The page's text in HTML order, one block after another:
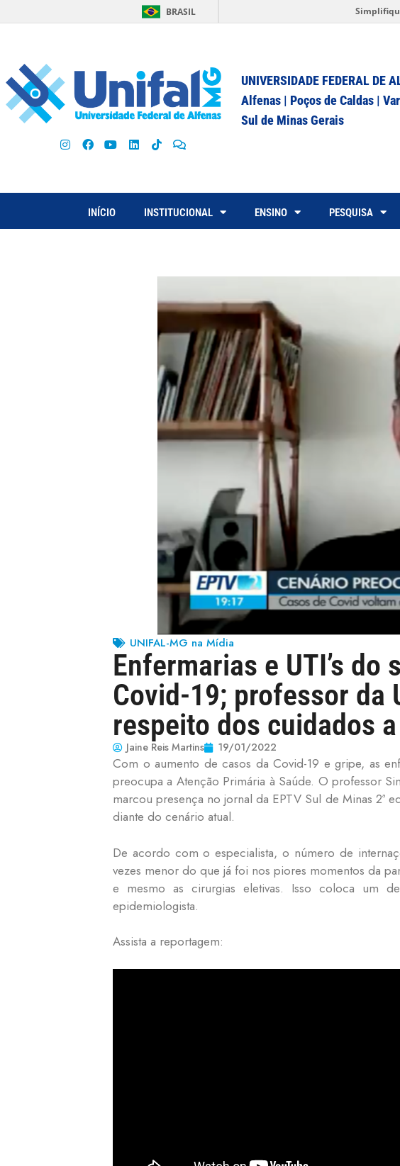
BRASIL
UNIVERSIDADE FEDERAL DE
Alfenas | Poços de Caldas |
Sul de Minas Gerais
INÍCIO INSTITUCIONAL ENSINO PESQUISA
UNIFAL-MG na Mídia
Enfermarias e UTI’s
Covid-19; professor da
respeito dos cuidados
Jaine Reis Martins 19/01/2022
Com o aumento de casos da Covid-19 e gripe, as
preocupa a Atenção Primária à Saúde. O professor
marcou presença no jornal da EPTV Sul de Minas 2ª
diante do cenário atual.
De acordo com o especialista, o número de
vezes menor do que já foi nos piores momentos da
e mesmo as cirurgias eletivas. Isso coloca um
epidemiologista.
Assista a reportagem: